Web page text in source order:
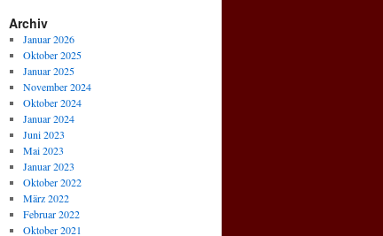
Archiv
Januar 2026
Oktober 2025
Januar 2025
November 2024
Oktober 2024
Januar 2024
Juni 2023
Mai 2023
Januar 2023
Oktober 2022
März 2022
Februar 2022
Oktober 2021